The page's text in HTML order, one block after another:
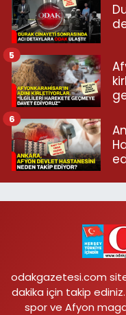
5
6
odakgazetesi.com
dakika için takip
spor ve Afyon